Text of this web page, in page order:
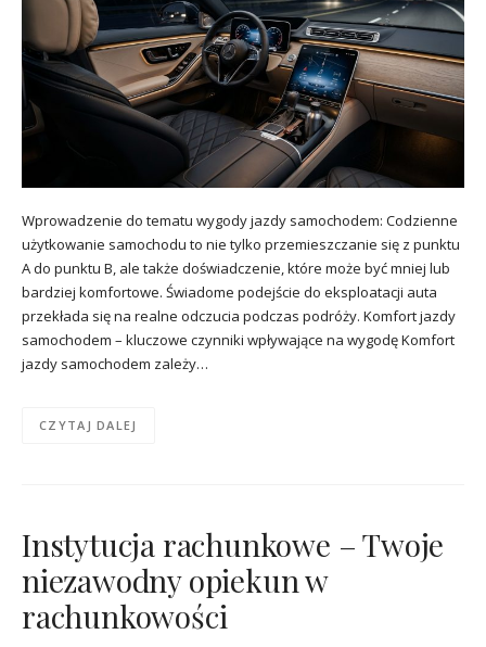
Wprowadzenie do tematu wygody jazdy samochodem: Codzienne
użytkowanie samochodu to nie tylko przemieszczanie się z punktu
A do punktu B, ale także doświadczenie, które może być mniej lub
bardziej komfortowe. Świadome podejście do eksploatacji auta
przekłada się na realne odczucia podczas podróży. Komfort jazdy
samochodem – kluczowe czynniki wpływające na wygodę Komfort
jazdy samochodem zależy…
CZYTAJ DALEJ
Instytucja rachunkowe – Twoje
niezawodny opiekun w
rachunkowości